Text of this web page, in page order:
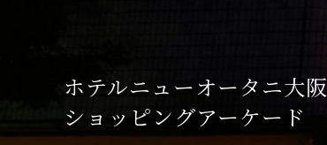
ホテルニューオータニ大阪
ショッピングアーケード